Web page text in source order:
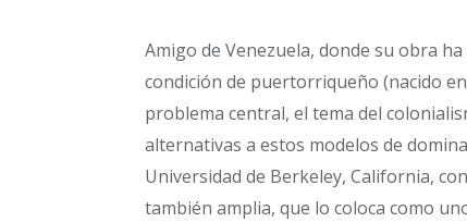
Amigo de Venezuela, donde su obra
condición de puertorriqueño (nacido
problema central, el tema del
alternativas a estos modelos de
Universidad de Berkeley, California,
también amplia, que lo coloca como